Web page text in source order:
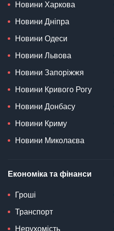
Новини Харкова
Новини Дніпра
Новини Одеси
Новини Львова
Новини Запоріжжя
Новини Кривого Рогу
Новини Донбасу
Новини Криму
Новини Миколаєва
Економіка та фінанси
Гроші
Транспорт
Нерухомість